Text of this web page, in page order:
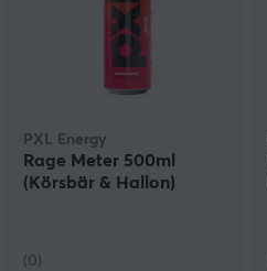
PXL Energy
Rage Meter 500ml
(Körsbär & Hallon)
(0)